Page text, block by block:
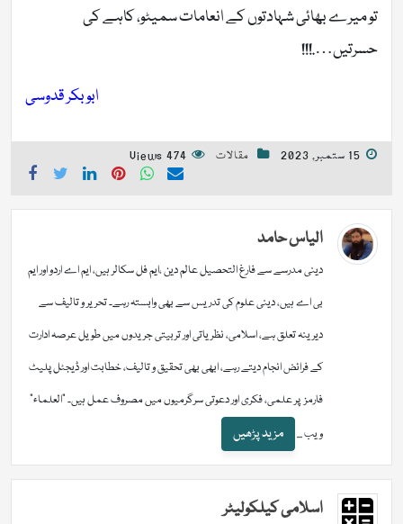
تو میرے بھائی شہادتوں کے انعامات سمیٹو، کاہے کی
حسرتیں….!!!
ابوبکر قدوسی
15 ستمبر, 2023 مقالات 474 Views
الیاس حامد
دینی مدرسے سے فارغ التحصیل عالم دین ،ایم فل سکالر ہیں، ایم اے اردو اور ایم
بی اے ہیں، دینی علوم کی تدریس سے بھی وابستہ رہے۔ تحریر و تالیف سے
دیرینہ تعلق ہے، اسلامی، نظریاتی اور تربیتی جریدوں میں طویل عرصہ ادارت
کے فرائض انجام دیتے رہے، ابھی بھی تحقیق و تالیف، خطابت اور ڈیجٹل پلیٹ
فارمز پر علمی، فکری اور دعوتی سرگرمیوں میں مصروف عمل ہیں۔ "العلماء"
ویب ...
مزید پڑھیں
اسلامی کیلکولیٹر